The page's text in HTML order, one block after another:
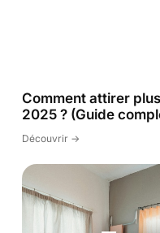
Comment attirer
2025 ? (Guide
Découvrir ->